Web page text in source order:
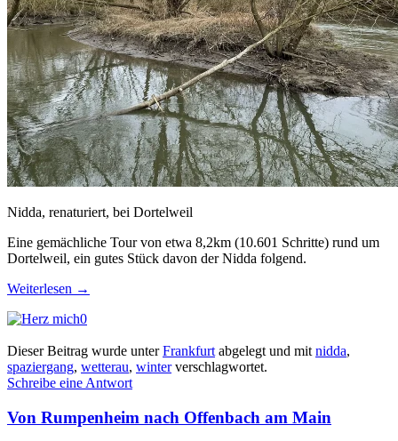
Nidda, renaturiert, bei Dortelweil
Eine gemächliche Tour von etwa 8,2km (10.601 Schritte) rund um
Dortelweil, ein gutes Stück davon der Nidda folgend.
Weiterlesen →
0
Dieser Beitrag wurde unterFrankfurt abgelegt und mit nidda,
spaziergang, wetterau, winterverschlagwortet.
Schreibe eine Antwort
Von Rumpenheim nach Offenbach am Main